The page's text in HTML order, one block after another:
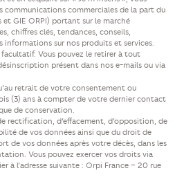
communications commerciales de la part du
et GIE ORPI) portant sur le marché
chiffres clés, tendances, conseils,
informations sur nos produits et services.
Vous pouvez le retirer à tout
présent dans nos e-mails ou via
retrait de votre consentement ou
(3) ans à compter de votre dernier contact
de conservation.
rectification, d’effacement, d’opposition, de
de vos données ainsi que du droit de
de vos données après votre décès, dans les
Vous pouvez exercer vos droits via
à l’adresse suivante : Orpi France – 20 rue